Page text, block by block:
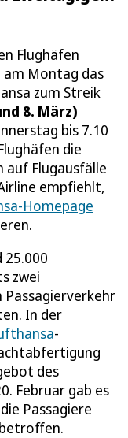
Flughäfen
am Montag das
zum Streik
8. März)
bis 7.10
die
auf Flugausfälle
empfiehlt,
Homepage
zwei
Passagierverkehr
In der
-
des
Februar gab es
Passagiere
betroffen.